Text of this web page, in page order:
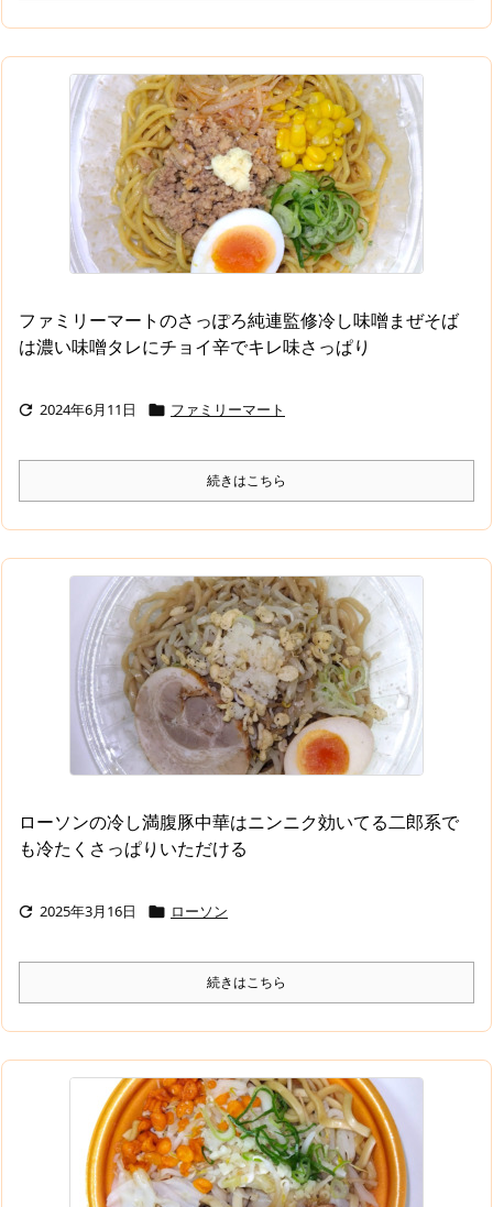
ファミリーマートのさっぽろ純連監修冷し味噌まぜそば
は濃い味噌タレにチョイ辛でキレ味さっぱり
 2024年6月11日  ファミリーマート
続きはこちら
ローソンの冷し満腹豚中華はニンニク効いてる二郎系で
も冷たくさっぱりいただける
 2025年3月16日  ローソン
続きはこちら